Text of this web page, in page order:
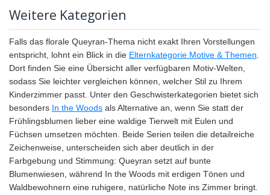
Weitere Kategorien
Falls das florale Queyran-Thema nicht exakt Ihren Vorstellungen
entspricht, lohnt ein Blick in die Elternkategorie Motive & Themen
Dort finden Sie eine Übersicht aller verfügbaren Motiv-Welten,
sodass Sie leichter vergleichen können, welcher Stil zu Ihrem
Kinderzimmer passt. Unter den Geschwisterkategorien bietet sich
besonders In the Woods als Alternative an, wenn Sie statt der
Frühlingsblumen lieber eine waldige Tierwelt mit Eulen und
Füchsen umsetzen möchten. Beide Serien teilen die detailreiche
Zeichenweise, unterscheiden sich aber deutlich in der
Farbgebung und Stimmung: Queyran setzt auf bunte
Blumenwiesen, während In the Woods mit erdigen Tönen und
Waldbewohnern eine ruhigere, natürliche Note ins Zimmer bringt.